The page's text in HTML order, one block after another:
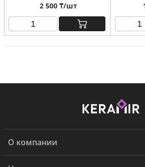
2 500 ₸/шт
О компании